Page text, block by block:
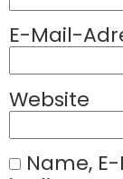
E-Mail-
Website
Name,